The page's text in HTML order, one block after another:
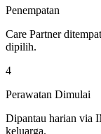
Penempatan
Care Partner
dipilih.
4
Perawatan Dimulai
Dipantau harian via
keluarga.